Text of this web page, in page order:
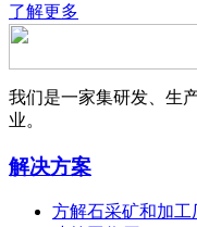
了解更多
我们是一家集研发、生
业。
解决方案
方解石采矿和加工